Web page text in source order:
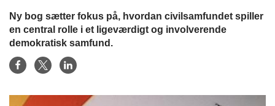
Ny bog sætter fokus på, hvordan civilsamfundet spiller
en central rolle i et ligeværdigt og involverende
demokratisk samfund.